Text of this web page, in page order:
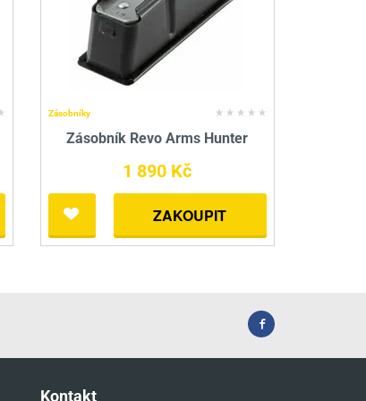
Zásobníky
Zásobník Revo Arms Hunter
1 890 Kč
ZAKOUPIT
Kontakt